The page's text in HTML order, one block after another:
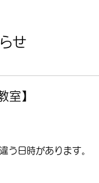
せ
室】
う日時があります。